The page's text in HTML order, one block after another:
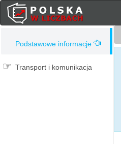
Podstawowe informacje
Transport i komunikacja